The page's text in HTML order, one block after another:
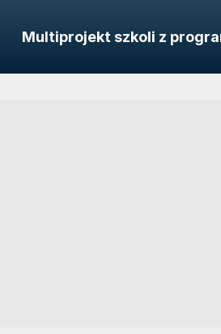
Multiprojekt szkoli z